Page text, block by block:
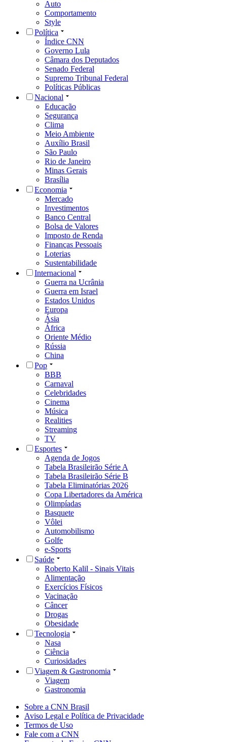
Auto
Comportamento
Style
Política
Índice CNN
Governo Lula
Câmara dos Deputados
Senado Federal
Supremo Tribunal Federal
Políticas Públicas
Nacional
Educação
Segurança
Clima
Meio Ambiente
Auxílio Brasil
São Paulo
Rio de Janeiro
Minas Gerais
Brasília
Economia
Mercado
Investimentos
Banco Central
Bolsa de Valores
Imposto de Renda
Finanças Pessoais
Loterias
Sustentabilidade
Internacional
Guerra na Ucrânia
Guerra em Israel
Estados Unidos
Europa
Ásia
África
Oriente Médio
Rússia
China
Pop
BBB
Carnaval
Celebridades
Cinema
Música
Realities
Streaming
TV
Esportes
Agenda de Jogos
Tabela Brasileirão Série A
Tabela Brasileirão Série B
Tabela Eliminatórias 2026
Copa Libertadores da América
Olimpíadas
Basquete
Vôlei
Automobilismo
Golfe
e-Sports
Saúde
Roberto Kalil - Sinais Vitais
Alimentação
Exercícios Físicos
Vacinação
Câncer
Drogas
Obesidade
Tecnologia
Nasa
Ciência
Curiosidades
Viagem & Gastronomia
Viagem
Gastronomia
Sobre a CNN Brasil
Aviso Legal e Política de Privacidade
Termos de Uso
Fale com a CNN